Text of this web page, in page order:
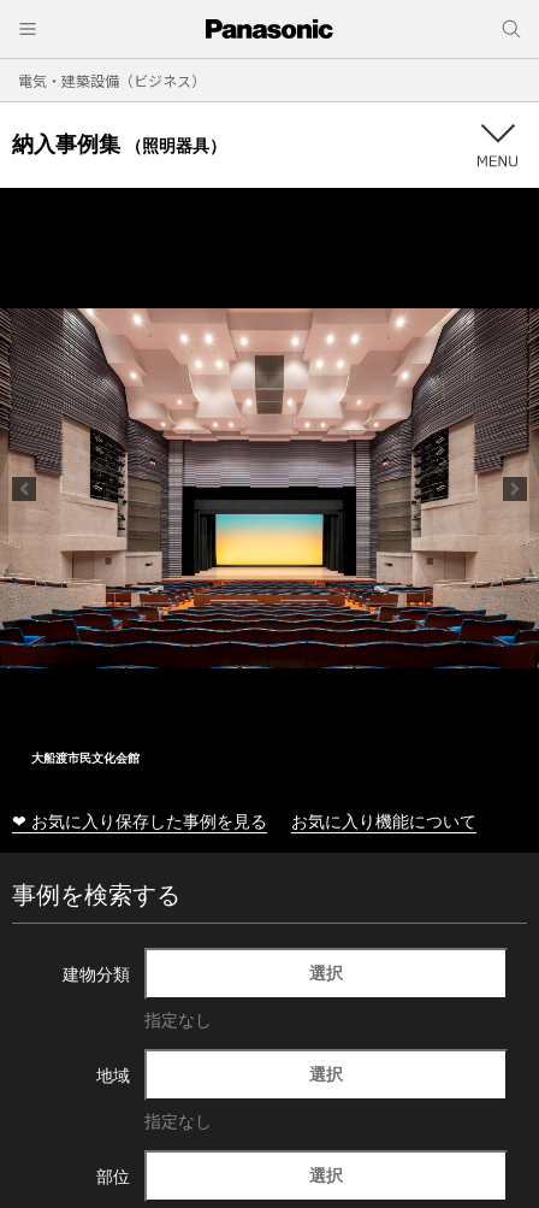
電気・建築設備（ビジネス）
納入事例集 （照明器具）
大船渡市民文化会館
❤ お気に入り保存した事例を見る お気に入り機能について
事例を検索する
建物分類 選択
指定なし
地域 選択
指定なし
部位 選択